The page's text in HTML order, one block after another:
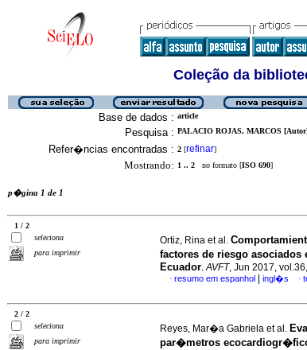
Coleção da
Base de dados : article
Pesquisa : PALACIO ROJAS, MARCOS
Refer�ncias encontradas : 2 [refinar]
Mostrando: 1 .. 2 no formato [ISO 690]
p�gina 1 de 1
1 / 2
seleciona
para imprimir
Ortiz, Rina et al.
factores de riesgo
Ecuador.AVFT, Jun 2017,
· resumo em espanhol ingl�s ·
2 / 2
seleciona
para imprimir
Reyes, Mar�a Gabriela et al.
par�metros